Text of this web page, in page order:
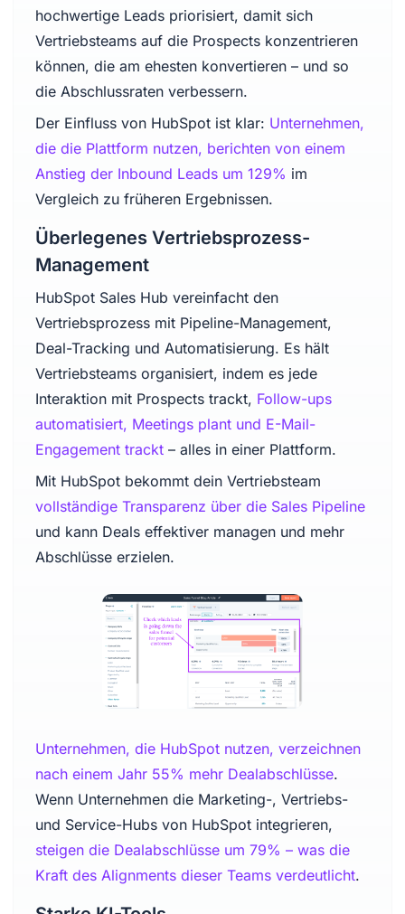
hochwertige Leads priorisiert, damit sich
Vertriebsteams auf die Prospects konzentrieren
können, die am ehesten konvertieren – und so
die Abschlussraten verbessern.
Der Einfluss von HubSpot ist klar: Unternehmen,
die die Plattform nutzen, berichten von einem
Anstieg der Inbound Leads um 129% im
Vergleich zu früheren Ergebnissen.
Überlegenes Vertriebsprozess-
Management
HubSpot Sales Hub vereinfacht den
Vertriebsprozess mit Pipeline-Management,
Deal-Tracking und Automatisierung. Es hält
Vertriebsteams organisiert, indem es jede
Interaktion mit Prospects trackt, Follow-ups
automatisiert, Meetings plant und E-Mail-
Engagement trackt– alles in einer Plattform.
Mit HubSpot bekommt dein Vertriebsteam
vollständige Transparenz über die Sales Pipeline
und kann Deals effektiver managen und mehr
Abschlüsse erzielen.
Unternehmen, die HubSpot nutzen, verzeichnen
nach einem Jahr 55% mehr Dealabschlüsse.
Wenn Unternehmen die Marketing-, Vertriebs-
und Service-Hubs von HubSpot integrieren,
steigen die Dealabschlüsse um 79% – was die
Kraft des Alignments dieser Teams verdeutlicht.